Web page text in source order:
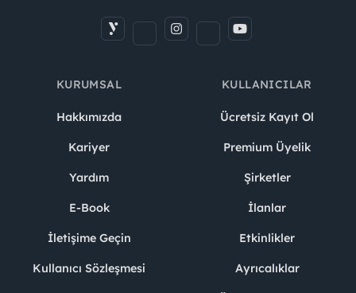
KURUMSAL
Hakkımızda
Kariyer
Yardım
E-Book
İletişime Geçin
Kullanıcı Sözleşmesi
KULLANICILAR
Ücretsiz Kayıt Ol
Premium Üyelik
Şirketler
İlanlar
Etkinlikler
Ayrıcalıklar